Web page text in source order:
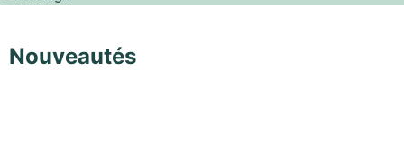
Nouveautés